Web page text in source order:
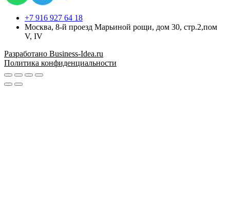
+7 916 927 64 18
Москва, 8-й проезд Марьиной рощи, дом 30, стр.2,пом
V, IV
Разработано Business-Idea.ru
Политика конфиденциальности